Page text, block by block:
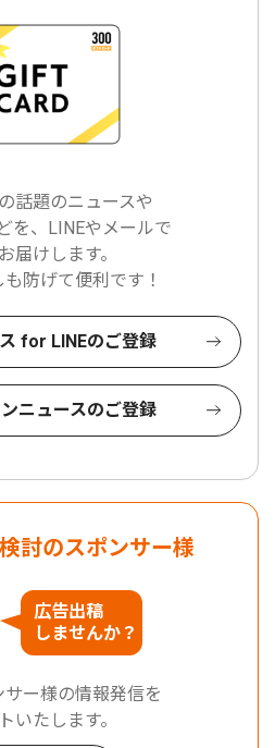
話題のニュースや
を、LINEやメールで
届けします。
防げて便利です！
for LINEのご登録
ニュースのご登録
討のスポンサー様
広告出稿
しませんか？
ー様の情報発信を
いたします。